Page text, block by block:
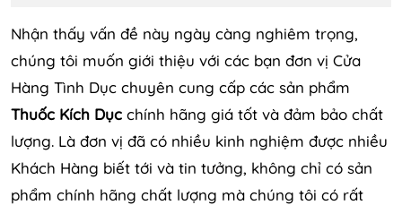
Nhận thấy vấn đề này ngày càng nghiêm trọng,
chúng tôi muốn giới thiệu với các bạn đơn vị Cửa
Hàng Tình Dục chuyên cung cấp các sản phẩm
Thuốc Kích Dục chính hãng giá tốt và đảm bảo chất
lượng. Là đơn vị đã có nhiều kinh nghiệm được nhiều
Khách Hàng biết tới và tin tưởng, không chỉ có sản
phẩm chính hãng chất lượng mà chúng tôi có rất